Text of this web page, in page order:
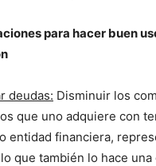
para hacer buen
deudas: Disminuir los
que uno adquiere con
entidad financiera,
que también lo hace